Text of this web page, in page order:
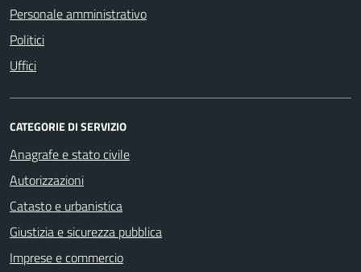
Personale amministrativo
Politici
Uffici
CATEGORIE DI SERVIZIO
Anagrafe e stato civile
Autorizzazioni
Catasto e urbanistica
Giustizia e sicurezza pubblica
Imprese e commercio